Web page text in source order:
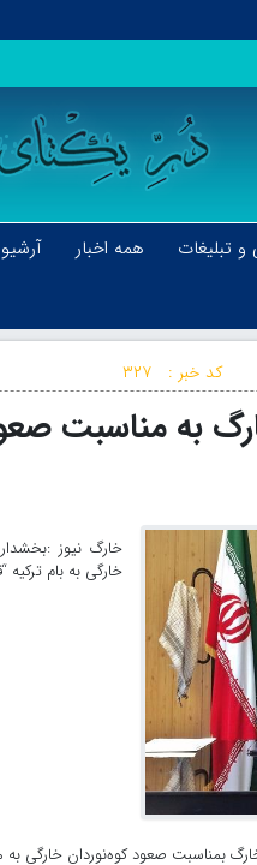
و تبلیغات همه اخبار
کد خبر : ۳۲۷
به مناسبت
خارگ نیوز
خارگی به بام
بمناسبت صعود کوه‌نوردان خارگی